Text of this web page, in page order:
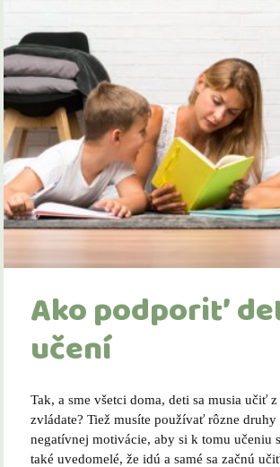
Ako podporiť
učení
Tak, a sme všetci doma, deti sa musia učiť
zvládate? Tiež musíte používať rôzne
negatívnej motivácie, aby si k tomu učeniu
také uvedomelé, že idú a samé sa začnú